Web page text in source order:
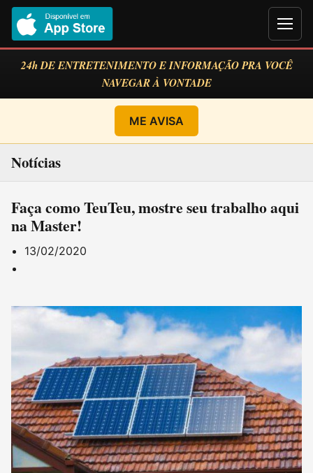
24h DE ENTRETENIMENTO E INFORMAÇÃO PRA VOCÊ
NAVEGAR À VONTADE
ME AVISA
Notícias
Faça como TeuTeu, mostre seu trabalho aqui
na Master!
13/02/2020